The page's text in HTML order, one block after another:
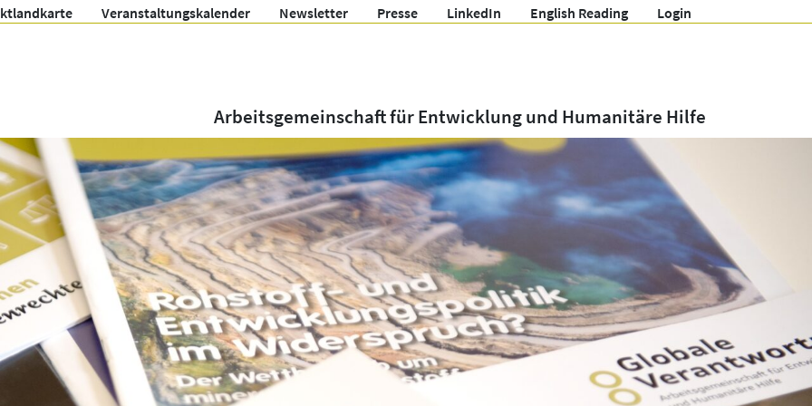
Veranstaltungskalender Newsletter Presse LinkedIn English Reading Login
Arbeitsgemeinschaft für Entwicklung und Humanitäre Hilfe